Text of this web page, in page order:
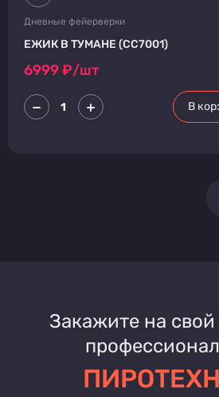
Дневные фейерверки
ЕЖИК В ТУМАНЕ (СС7001)
6999₽/шт
В
Закажите на